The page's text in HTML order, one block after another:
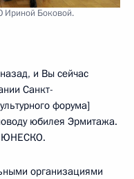
Боковой.
и Вы сейчас
Санкт-
форума]
юбилея Эрмитажа.
ЮНЕСКО.
организациями